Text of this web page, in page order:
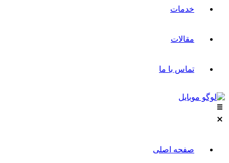
خدمات
مقالات
تماس با ما
صفحه اصلی